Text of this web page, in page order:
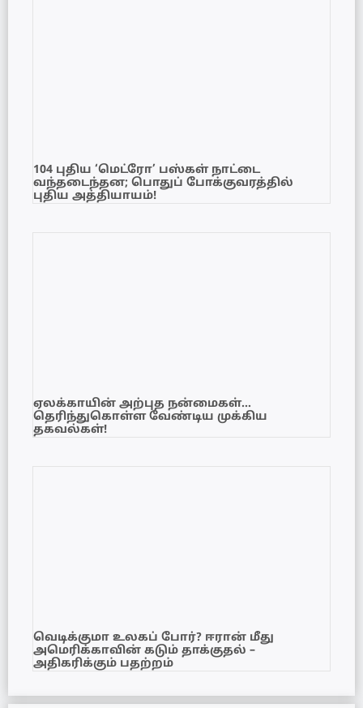
104 புதிய ‘மெட்ரோ’ பஸ்கள் நாட்டை
வந்தடைந்தன; பொதுப் போக்குவரத்தில்
புதிய அத்தியாயம்!
ஏலக்காயின் அற்புத நன்மைகள்…
தெரிந்துகொள்ள வேண்டிய முக்கிய
தகவல்கள்!
வெடிக்குமா உலகப் போர்? ஈரான் மீது
அமெரிக்காவின் கடும் தாக்குதல் –
அதிகரிக்கும் பதற்றம்